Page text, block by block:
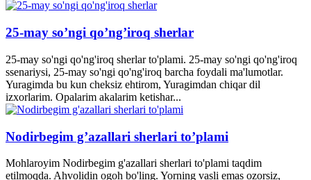
25-may so’ngi qo’ng’iroq sherlar
25-may so'ngi qo'ng'iroq sherlar to'plami. 25-may so'ngi qo'ng'iroq
ssenariysi, 25-may so'ngi qo'ng'iroq barcha foydali ma'lumotlar.
Yuragimda bu kun cheksiz ehtirom, Yuragimdan chiqar dil
izxorlarim. Opalarim akalarim ketishar...
Nodirbegim g’azallari sherlari to’plami
Mohlaroyim Nodirbegim g'azallari sherlari to'plami taqdim
etilmoqda. Ahvolidin ogoh bo'ling. Yorning vasli emas ozorsiz,